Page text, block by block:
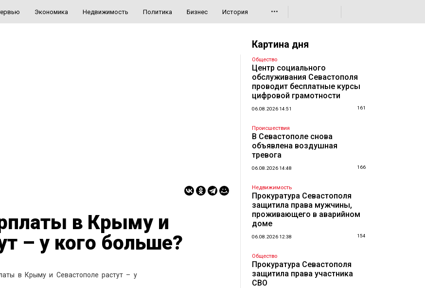
Экономика Недвижимость Политика Бизнес История •••
в Крыму и
– у кого больше?
Картина дня
Общество
Центр социального
обслуживания Севастополя
проводит бесплатные курсы
цифровой грамотности
06.08.2026 14:51 161
Происшествия
В Севастополе снова
объявлена воздушная
тревога
06.08.2026 14:48 166
Недвижимость
Прокуратура Севастополя
защитила права мужчины,
проживающего в аварийном
доме
06.08.2026 12:38 154
Общество
Прокуратура Севастополя
защитила права участника
СВО